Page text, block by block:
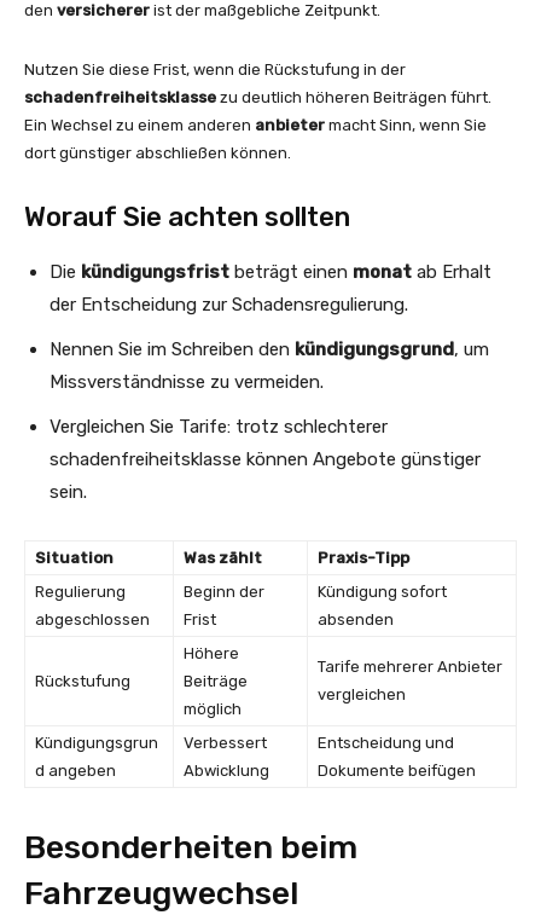
den versicherer ist der maßgebliche Zeitpunkt.
Nutzen Sie diese Frist, wenn die Rückstufung in der
schadenfreiheitsklasse zu deutlich höheren Beiträgen führt.
Ein Wechsel zu einem anderen anbieter macht Sinn, wenn Sie
dort günstiger abschließen können.
Worauf Sie achten sollten
Die kündigungsfrist beträgt einen monat ab Erhalt
der Entscheidung zur Schadensregulierung.
Nennen Sie im Schreiben den kündigungsgrund, um
Missverständnisse zu vermeiden.
Vergleichen Sie Tarife: trotz schlechterer
schadenfreiheitsklasse können Angebote günstiger
sein.
Situation Was zählt
Praxis-Tipp
Regulierung
abgeschlossen
Beginn der
Frist
Kündigung sofort
absenden
Rückstufung
Höhere
Beiträge
möglich
Tarife mehrerer Anbieter
vergleichen
Kündigungsgrun
d angeben
Verbessert
Abwicklung
Entscheidung und
Dokumente beifügen
Besonderheiten beim
Fahrzeugwechsel